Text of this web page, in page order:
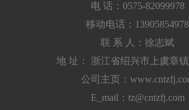
电 话：0575-82099978
移动电话：13905854978
联 系 人：徐志斌
地 址： 浙江省绍兴市上虞章
公司主页：
E_mail：tz@cntzfj.com